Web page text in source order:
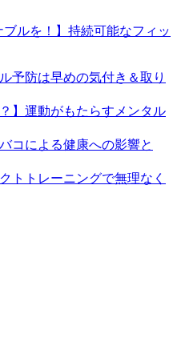
ブルを！】持続可能なフィッ
予防は早めの気付き＆取り
】運動がもたらすメンタル
コによる健康への影響と
トトレーニングで無理なく